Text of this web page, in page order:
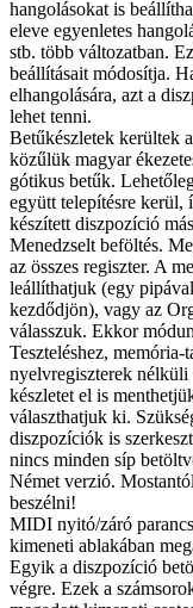
hangolásokat is
eleve egyenletes
stb. több változatban.
beállításait módosítja.
elhangolására, azt a
lehet tenni.
Betűkészletek kerültek
közűlük magyar
gótikus betűk.
együtt telepítésre kerül,
készített diszpozíció
Menedzselt beföltés.
az összes regiszter. A
leállíthatjuk (egy
kezdődjön), vagy az
válasszuk. Ekkor
Teszteléshez,
nyelvregiszterek
készletet el is
választhatjuk ki.
diszpozíciók is
nincs minden síp
Német verzió.
beszélni!
MIDI nyitó/záró
kimeneti ablakában
Egyik a diszpozíció
végre. Ezek a